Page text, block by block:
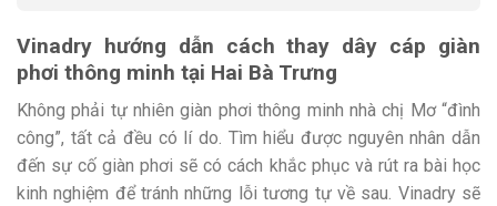
Vinadry hướng dẫn cách thay dây cáp giàn
phơi thông minh tại Hai Bà Trưng
Không phải tự nhiên giàn phơi thông minh nhà chị Mơ “đình
công”, tất cả đều có lí do. Tìm hiểu được nguyên nhân dẫn
đến sự cố giàn phơi sẽ có cách khắc phục và rút ra bài học
kinh nghiệm để tránh những lỗi tương tự về sau. Vinadry sẽ